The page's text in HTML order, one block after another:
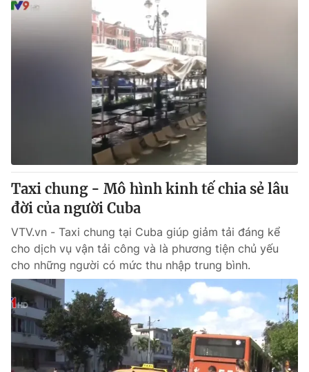
Taxi chung - Mô hình kinh tế chia sẻ lâu
đời của người Cuba
VTV.vn - Taxi chung tại Cuba giúp giảm tải đáng kể
cho dịch vụ vận tải công và là phương tiện chủ yếu
cho những người có mức thu nhập trung bình.